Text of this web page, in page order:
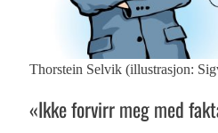
Thorstein Selvik (illustrasjon:
«Ikke forvirr meg med